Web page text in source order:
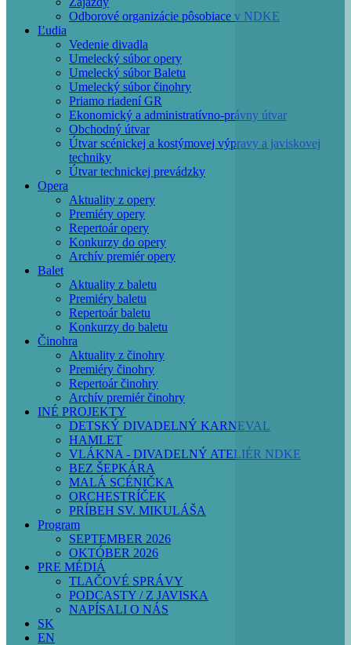
Odborové organizácie pôsobiace v NDKE
Ľudia
Vedenie divadla
Umelecký súbor opery
Umelecký súbor Baletu
Umelecký súbor činohry
Priamo riadení GR
Ekonomický a administratívno-právny útvar
Obchodný útvar
Útvar scénickej a kostýmovej výpravy a javiskovej
techniky
Útvar technickej prevádzky
Opera
Aktuality z opery
Premiéry opery
Repertoár opery
Konkurzy do opery
Archív premiér opery
Balet
Aktuality z baletu
Premiéry baletu
Repertoár baletu
Konkurzy do baletu
Činohra
Aktuality z činohry
Premiéry činohry
Repertoár činohry
Archív premiér činohry
INÉ PROJEKTY
DETSKÝ DIVADELNÝ KARNEVAL
HAMLET
VLÁKNA - DIVADELNÝ ATELIÉR NDKE
BEZ ŠEPKÁRA
MALÁ SCÉNIČKA
ORCHESTRÍČEK
PRÍBEH SV. MIKULÁŠA
Program
SEPTEMBER 2026
OKTÓBER 2026
PRE MÉDIÁ
TLAČOVÉ SPRÁVY
PODCASTY / Z JAVISKA
NAPÍSALI O NÁS
SK
EN